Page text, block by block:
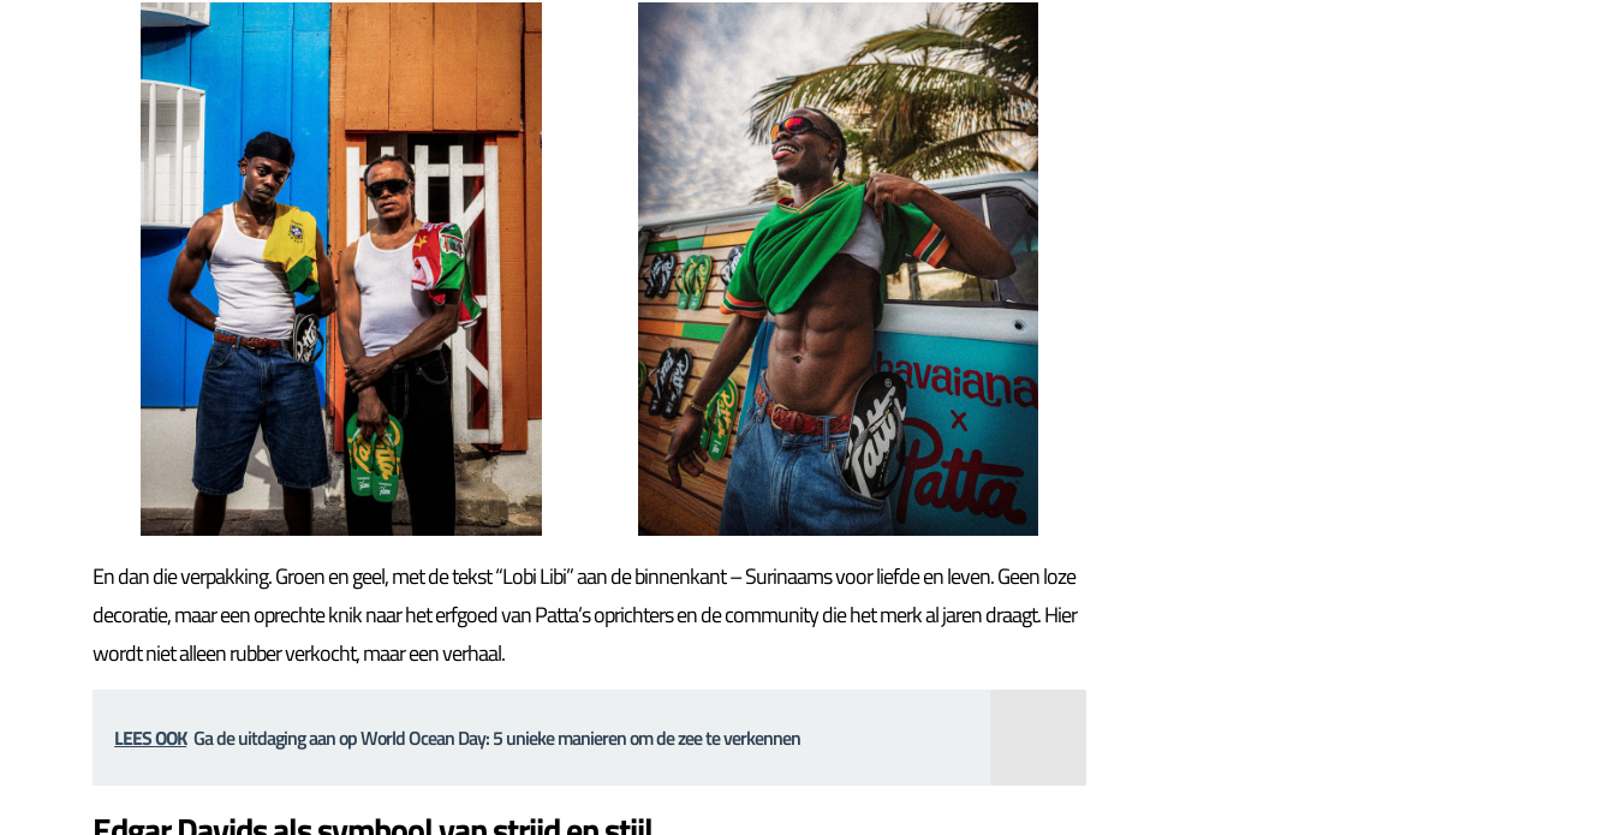
En dan die verpakking. Groen en geel, met de tekst “Lobi Libi” aan de binnenkant – Surinaams voor liefde en leven. Geen loze
decoratie, maar een oprechte knik naar het erfgoed van Patta’s oprichters en de community die het merk al jaren draagt. Hier
wordt niet alleen rubber verkocht, maar een verhaal.
LEES OOK Ga de uitdaging aan op World Ocean Day: 5 unieke manieren om de zee te verkennen